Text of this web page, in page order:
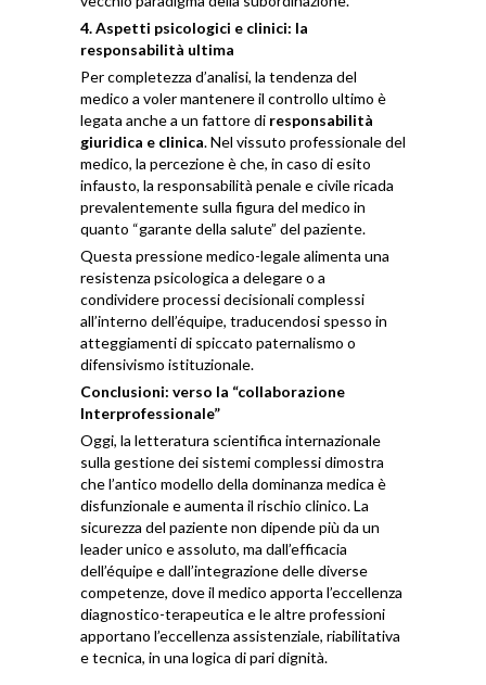
4. Aspetti psicologici e clinici: la
responsabilità ultima
Per completezza d’analisi, la tendenza del
medico a voler mantenere il controllo ultimo è
legata anche a un fattore di responsabilità
giuridica e clinica. Nel vissuto professionale del
medico, la percezione è che, in caso di esito
infausto, la responsabilità penale e civile ricada
prevalentemente sulla figura del medico in
quanto “garante della salute” del paziente.
Questa pressione medico-legale alimenta una
resistenza psicologica a delegare o a
condividere processi decisionali complessi
all’interno dell’équipe, traducendosi spesso in
atteggiamenti di spiccato paternalismo o
difensivismo istituzionale.
Conclusioni: verso la “collaborazione
Interprofessionale”
Oggi, la letteratura scientifica internazionale
sulla gestione dei sistemi complessi dimostra
che l’antico modello della dominanza medica è
disfunzionale e aumenta il rischio clinico. La
sicurezza del paziente non dipende più da un
leader unico e assoluto, ma dall’efficacia
dell’équipe e dall’integrazione delle diverse
competenze, dove il medico apporta l’eccellenza
diagnostico-terapeutica e le altre professioni
apportano l’eccellenza assistenziale, riabilitativa
e tecnica, in una logica di pari dignità.